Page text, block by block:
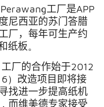
Perawang工厂是APP
尼西亚的苏门答腊
厂，每年可生产约
纸板。
工厂的合作始于2012
） 改造项目即将接
找进一步提高纸机
， 而维美德专家接受